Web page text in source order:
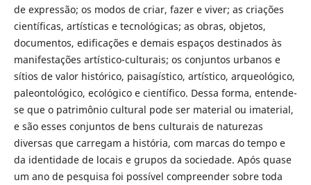
de expressão; os modos de criar, fazer e viver; as criações
científicas, artísticas e tecnológicas; as obras, objetos,
documentos, edificações e demais espaços destinados às
manifestações artístico-culturais; os conjuntos urbanos e
sítios de valor histórico, paisagístico, artístico, arqueológico,
paleontológico, ecológico e científico. Dessa forma, entende-
se que o patrimônio cultural pode ser material ou imaterial,
e são esses conjuntos de bens culturais de naturezas
diversas que carregam a história, com marcas do tempo e
da identidade de locais e grupos da sociedade. Após quase
um ano de pesquisa foi possível compreender sobre toda